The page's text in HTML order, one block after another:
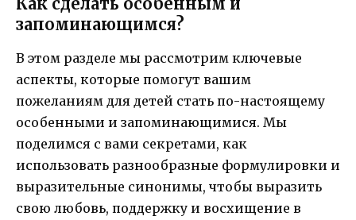
запоминающимся?
В этом разделе мы рассмотрим ключевые
аспекты, которые помогут вашим
пожеланиям для детей стать по-настоящему
особенными и запоминающимися. Мы
поделимся с вами секретами, как
использовать разнообразные формулировки и
выразительные синонимы, чтобы выразить
свою любовь, поддержку и восхищение в